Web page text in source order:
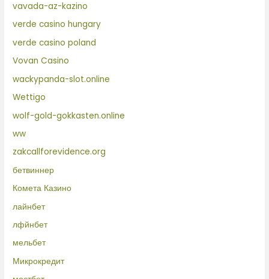
vavada-az-kazino
verde casino hungary
verde casino poland
Vovan Casino
wackypanda-slot.online
Wettigo
wolf-gold-gokkasten.online
ww
zakcallforevidence.org
бетвиннер
Комета Казино
лайнбет
лфйнбет
мельбет
Микрокредит